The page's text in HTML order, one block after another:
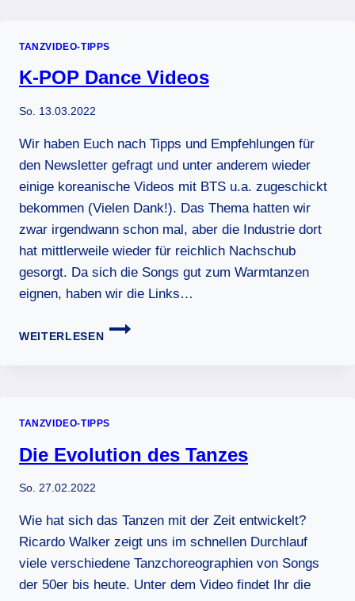
TANZVIDEO-TIPPS
K-POP Dance Videos
So. 13.03.2022
Wir haben Euch nach Tipps und Empfehlungen für
den Newsletter gefragt und unter anderem wieder
einige koreanische Videos mit BTS u.a. zugeschickt
bekommen (Vielen Dank!). Das Thema hatten wir
zwar irgendwann schon mal, aber die Industrie dort
hat mittlerweile wieder für reichlich Nachschub
gesorgt. Da sich die Songs gut zum Warmtanzen
eignen, haben wir die Links…
WEITERLESEN
K-
POP
TANZVIDEO-TIPPS
Die Evolution des Tanzes
So. 27.02.2022
Wie hat sich das Tanzen mit der Zeit entwickelt?
Ricardo Walker zeigt uns im schnellen Durchlauf
viele verschiedene Tanzchoreographien von Songs
der 50er bis heute. Unter dem Video findet Ihr die